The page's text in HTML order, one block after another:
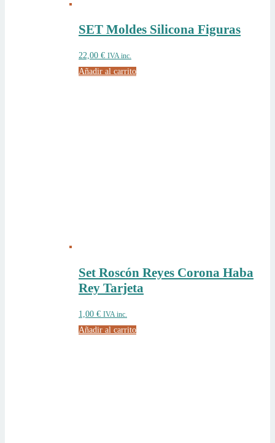
SET Moldes Silicona Figuras
22,00 € IVA inc.
Añadir al carrito
Set Roscón Reyes Corona Haba
Rey Tarjeta
1,00 € IVA inc.
Añadir al carrito